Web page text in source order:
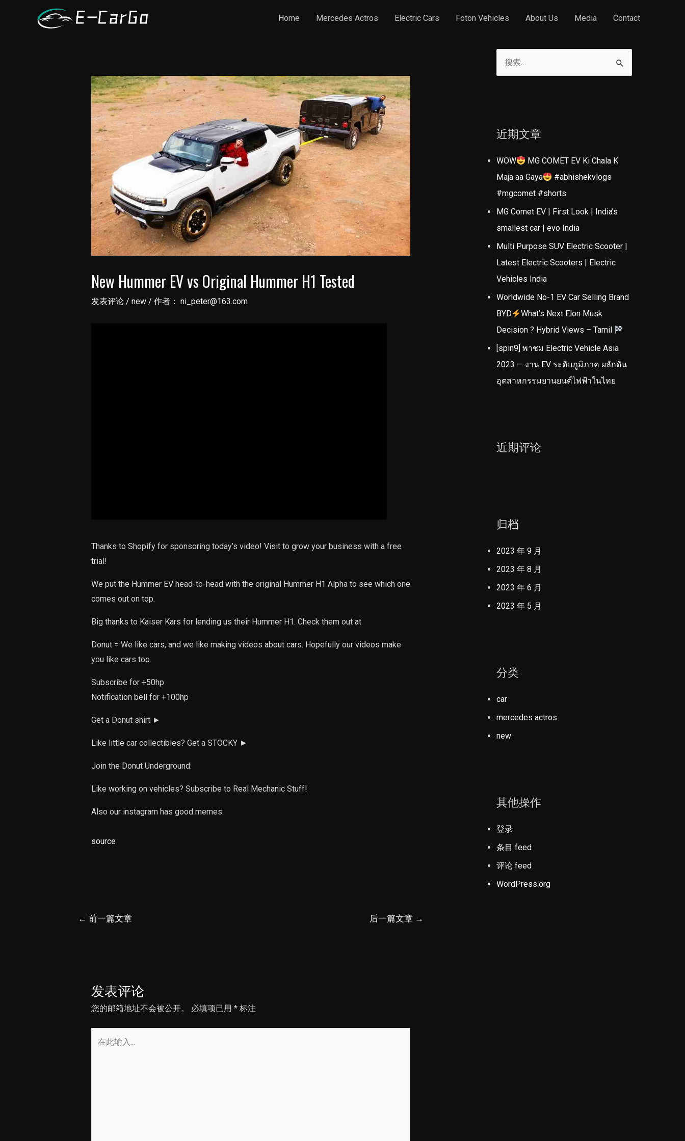
Home Mercedes Actros Electric Cars Foton Vehicles About Us Media Contact
New Hummer EV vs Original Hummer H1 Tested
发表评论 / new/ 作者： ni_peter@163.com
Thanks to Shopify for sponsoring today’s video! Visit to grow your business with a free
trial!
We put the Hummer EV head-to-head with the original Hummer H1 Alpha to see which one
comes out on top.
Big thanks to Kaiser Kars for lending us their Hummer H1. Check them out at
Donut = We like cars, and we like making videos about cars. Hopefully our videos make
you like cars too.
Subscribe for +50hp
Notification bell for +100hp
Get a Donut shirt ►
Like little car collectibles? Get a STOCKY ►
Join the Donut Underground:
Like working on vehicles? Subscribe to Real Mechanic Stuff!
Also our instagram has good memes:
source
← 前一篇文章 后一篇文章 →
发表评论
您的邮箱地址不会被公开。 必填项已用 *标注
近期文章
WOW
MG COMET EV Ki Chala K
Maja aa Gaya
#abhishekvlogs
#mgcomet #shorts
MG Comet EV | First Look | India’s
smallest car | evo India
Multi Purpose SUV Electric Scooter |
Latest Electric Scooters | Electric
Vehicles India
Worldwide No-1 EV Car Selling Brand
BYD
What’s Next Elon Musk
Decision ? Hybrid Views – Tamil
[spin9] พาชม Electric Vehicle Asia
2023 — งาน EV ระดับภูมิภาค ผลักดัน
อุตสาหกรรมยานยนต์ไฟฟ้าในไทย
近期评论
归档
2023 年 9 月
2023 年 8 月
2023 年 6 月
2023 年 5 月
分类
car
mercedes actros
new
其他操作
登录
条目 feed
评论 feed
WordPress.org